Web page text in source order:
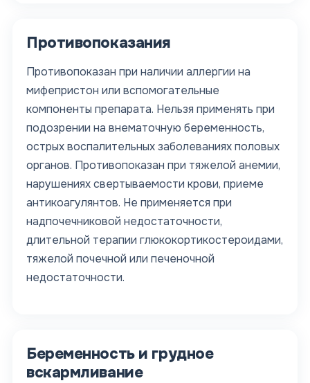
Противопоказания
Противопоказан при наличии аллергии на
мифепристон или вспомогательные
компоненты препарата. Нельзя применять при
подозрении на внематочную беременность,
острых воспалительных заболеваниях половых
органов. Противопоказан при тяжелой анемии,
нарушениях свертываемости крови, приеме
антикоагулянтов. Не применяется при
надпочечниковой недостаточности,
длительной терапии глюкокортикостероидами,
тяжелой почечной или печеночной
недостаточности.
Беременность и грудное
вскармливание